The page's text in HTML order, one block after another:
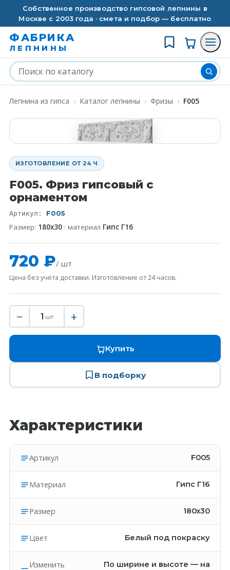
Собственное производство гипсовой лепнины в
Москве с 2003 года · смета и подбор — бесплатно
ФАБРИКА
ЛЕПНИНЫ
Лепнина из гипса › Каталог лепнины › Фризы › F005
ИЗГОТОВЛЕНИЕ ОТ 24 Ч
F005. Фриз гипсовый с
орнаментом
Артикул: F005
Размер: 180х30 · материал Гипс Г16
720 ₽/ шт
Цена без учёта доставки. Изготовление от 24 часов.
− 1 шт +
Купить
В подборку
Характеристики
Артикул F005
Материал Гипс Г16
Размер 180х30
Цвет Белый под покраску
Изменить
По ширине и высоте — на